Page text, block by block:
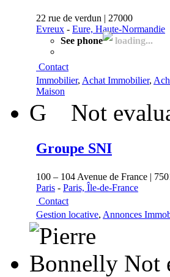
22 rue de verdun | 27000
Evreux - Eure, Haute-Normandie
See phone
loading...
Contact
Immobilier, Achat Immobilier,
Maison
G Not
Groupe SNI
100 – 104 Avenue de France |
Paris - Paris, Île-de-France
Contact
Gestion locative, Annonces
Not